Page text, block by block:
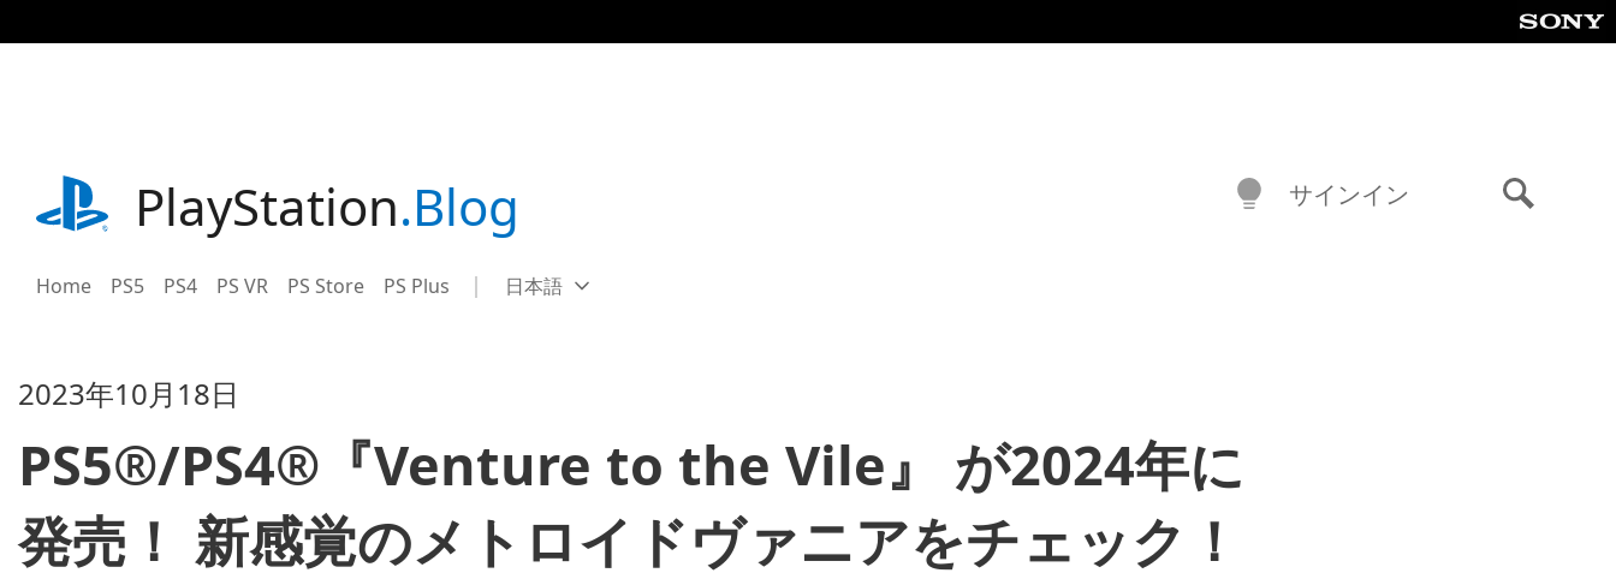
事
playstation.comPlayStation.Blog
Home PS5 PS4 PS VR PS Store PS Plus Select
Current
日本語
サインイン
2023年10月18日
PS5®/PS4®『Venture to the Vile』 が2024年に
発売！ 新感覚のメトロイドヴァニアをチェック！